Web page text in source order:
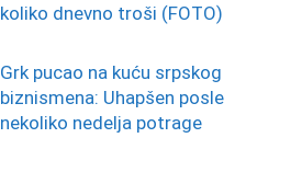
koliko dnevno troši (FOTO)
Grk pucao na kuću srpskog
biznismena: Uhapšen posle
nekoliko nedelja potrage